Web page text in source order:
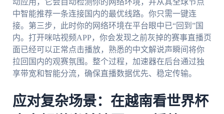
动应用，它会自动检测你的网络环境，并从其全球节点
中智能推荐一条连接国内的最优线路。你只需一键连
接。第三步，此时你的网络环境在平台眼中已“回到”国
内。打开咪咕视频APP，你会发现之前灰掉的赛事直播页
面已经可以正常点击播放，熟悉的中文解说声瞬间将你
拉回国内的观赛氛围。整个过程，加速器在后台通过独
享带宽和智能分流，确保直播数据优先、稳定传输。
应对复杂场景：在越南看世界杯